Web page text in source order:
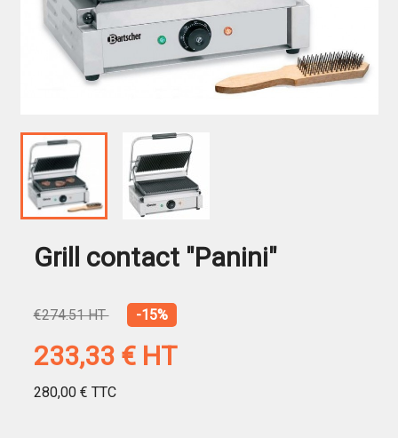
Grill contact "Panini"
€274.51 HT -15%
233,33 € HT
280,00 € TTC